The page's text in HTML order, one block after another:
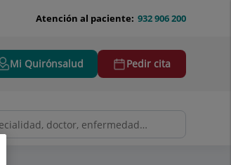
932 906 200
Atención al paciente:
Mi Quirónsalud Pedir cita